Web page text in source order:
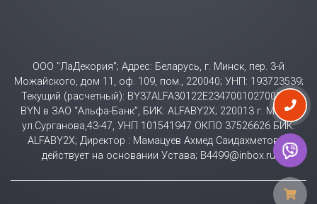
ООО "ЛаДекория"; Адрес: Беларусь, г. Минск, пер. 3-й
Можайского, дом 11, оф. 109, пом., 220040; УНП: 193723539;
Текущий (расчетный): BY37ALFA30122E23470010270000 в
BYN в ЗАО “Альфа-Банк”, БИК: ALFABY2X; 220013 г. Минск
ул.Сурганова,43-47, УНП 101541947 ОКПО 37526626 БИК:
ALFABY2X; Директор : Мамацуев Ахмед Саидахметович
действует на основании Устава; B4499@inbox.ru